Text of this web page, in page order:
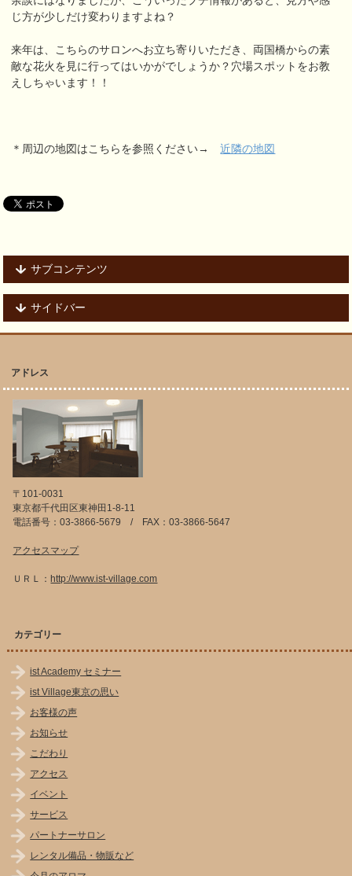
じ方が少しだけ変わりますよね？
来年は、こちらのサロンへお立ち寄りいただき、両国橋からの素
敵な花火を見に行ってはいかがでしょうか？穴場スポットをお教
えしちゃいます！！
＊周辺の地図はこちらを参照ください→近隣の地図
サブコンテンツ
サイドバー
アドレス
〒101-0031
東京都千代田区東神田1-8-11
電話番号：03-3866-5679 / FAX：03-3866-5647
アクセスマップ
ＵＲＬ：http://www.ist-village.com
カテゴリー
ist Academy セミナー
ist Village東京の思い
お客様の声
お知らせ
こだわり
アクセス
イベント
サービス
パートナーサロン
レンタル備品・物販など